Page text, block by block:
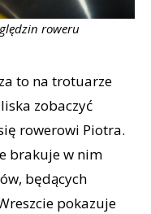
roweru
to na trotuarze
zobaczyć
rowerowi Piotra.
brakuje w nim
będących
pokazuje